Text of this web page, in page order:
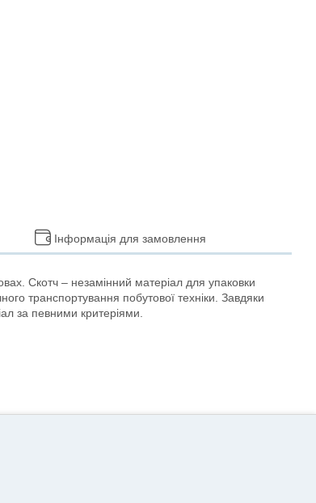
Інформація для замовлення
Скотч – незамінний матеріал для упаковки
транспортування побутової техніки. Завдяки
за певними критеріями.